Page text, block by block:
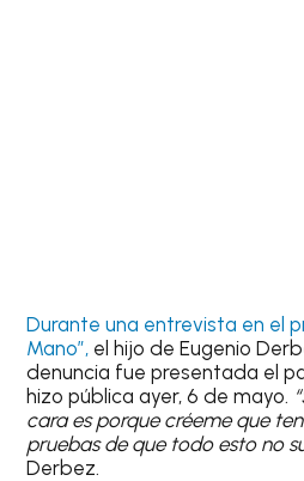
Durante una entrevista en el
Mano”, el hijo de Eugenio
denuncia fue presentada el
hizo pública ayer, 6 de mayo.
cara es porque créeme que
pruebas de que todo esto no
Derbez.